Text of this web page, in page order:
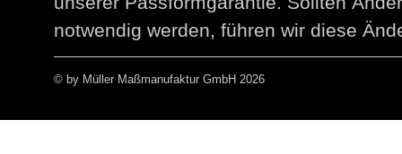
notwendig werden, führen wir diese
© by Müller Maßmanufaktur GmbH 2026